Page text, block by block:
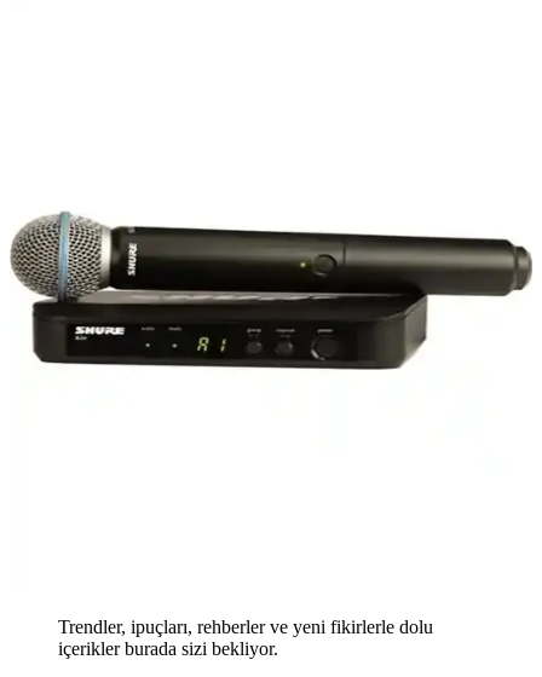
Trendler, ipuçları, rehberler ve yeni fikirlerle dolu
içerikler burada sizi bekliyor.